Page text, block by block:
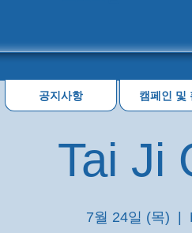
Tai Ji
7월 24일 (목)
공지사항 캠페인 및